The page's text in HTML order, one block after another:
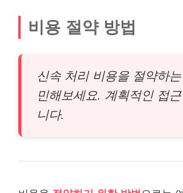
비용 절약 방법
신속 처리 비용을 절약하
민해보세요. 계획적인 접
니다.